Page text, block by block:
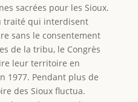
sacrées pour les Sioux.
traité qui interdisent
sans le consentement
de la tribu, le Congrès
leur territoire en
1977. Pendant plus de
des Sioux fluctua.